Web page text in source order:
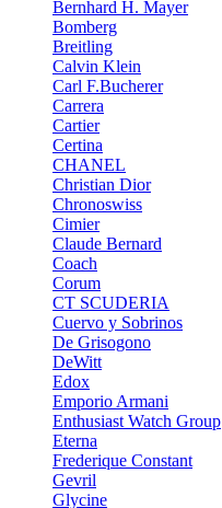
Bernhard H. Mayer
Bomberg
Breitling
Calvin Klein
Carl F.Bucherer
Carrera
Cartier
Certina
CHANEL
Christian Dior
Chronoswiss
Cimier
Claude Bernard
Coach
Corum
CT SCUDERIA
Cuervo y Sobrinos
De Grisogono
DeWitt
Edox
Emporio Armani
Enthusiast Watch Group
Eterna
Frederique Constant
Gevril
Glycine